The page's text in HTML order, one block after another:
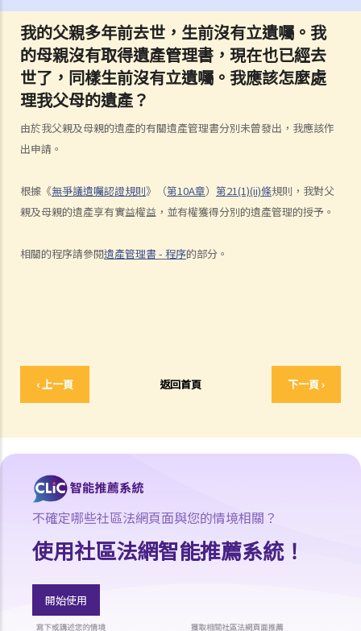
我的父親多年前去世，生前沒有立遺囑。我
的母親沒有取得遺產管理書，現在也已經去
世了，同樣生前沒有立遺囑。我應該怎麼處
理我父母的遺產？
由於我父親及母親的遺產的有關遺產管理書分別未曾發出，我應該作
出申請。
根據《無爭議遺囑認證規則》（第10A章） 第21(1)(ii)條規則，我對父
親及母親的遺產享有實益權益，並有權獲得分別的遺產管理的授予。
相關的程序請參閱遺產管理書 - 程序的部分。
‹ 上一頁 返回首頁 下一頁 ›
E. 骨灰撒海
F. 遺體／骨殖／骨灰出入香港
人身傷亡
傷者本人
何謂「人身傷害」？
我受傷後，何時可提出申索？
如何就人身傷害提出申索？
1. 申索信（原告人）及建設性的答覆（被告人）
2. 傳訊令狀
涉及非致命意外的申索
若我因人身傷害提出申索，可否申請法律援助？
法律援助
香港律師會大埔火災緊急免費法律諮詢熱線
切勿尋求索償代理協助處理申索
不確定哪些社區法網頁面與您的情境相關？
使用社區法網智能推薦系統！
開始使用